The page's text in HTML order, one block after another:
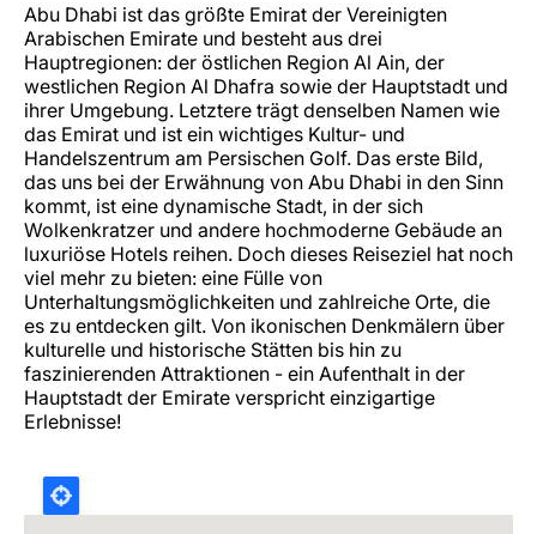
Abu Dhabi ist das größte Emirat der Vereinigten
Arabischen Emirate und besteht aus drei
Hauptregionen: der östlichen Region Al Ain, der
westlichen Region Al Dhafra sowie der Hauptstadt und
ihrer Umgebung. Letztere trägt denselben Namen wie
das Emirat und ist ein wichtiges Kultur- und
Handelszentrum am Persischen Golf. Das erste Bild,
das uns bei der Erwähnung von Abu Dhabi in den Sinn
kommt, ist eine dynamische Stadt, in der sich
Wolkenkratzer und andere hochmoderne Gebäude an
luxuriöse Hotels reihen. Doch dieses Reiseziel hat noch
viel mehr zu bieten: eine Fülle von
Unterhaltungsmöglichkeiten und zahlreiche Orte, die
es zu entdecken gilt. Von ikonischen Denkmälern über
kulturelle und historische Stätten bis hin zu
faszinierenden Attraktionen - ein Aufenthalt in der
Hauptstadt der Emirate verspricht einzigartige
Erlebnisse!